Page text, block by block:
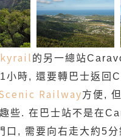
的另一總站
小時, 還要轉巴士返回
Railway方便,
些. 在巴士站不是在
口, 需要向右走大約5分